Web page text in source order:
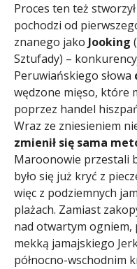
Proces ten też
pochodzi od
znanego jako Jooking
Sztufady) –
Peruwiańskiego słowa
wędzone mięso, które
poprzez handel
Wraz ze zniesieniem
zmienił się sama
Maroonowie przestali
było się już kryć z
więc z podziemnych
plażach. Zamiast
nad otwartym ogniem,
mekką jamajskiego
północno-wschodnim